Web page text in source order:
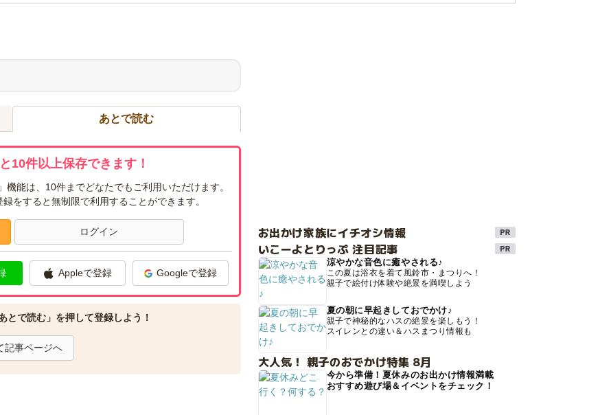
あとで読む
10件以上保存できます！
能は、10件までどなたでもご利用いただけます。
をすると無制限で利用することができます。
ログイン
Appleで登録 Googleで登録
とで読む」を押して登録しよう！
記事ページへ
お出かけ家族にイチオシ情報
いこーよとりっぷ 注目記事
涼やかな音色に癒やされる♪
この夏は浴衣を着て風鈴市・まつりへ！
親子で絵付け体験や絶景を満喫しよう
夏の朝に早起きしておでかけ♪
親子で神秘的なハスの絶景を楽しもう！
スイレンとの違い＆ハスまつり情報も
大人気！ 親子のおでかけ特集 8月
今から準備！夏休みのお出かけ情報満載
おすすめ遊び場＆イベントをチェック！